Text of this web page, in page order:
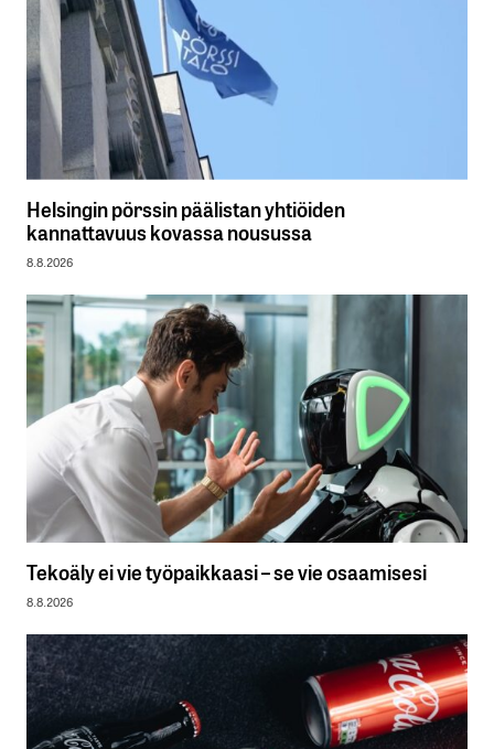
Helsingin pörssin päälistan yhtiöiden
kannattavuus kovassa nousussa
8.8.2026
Tekoäly ei vie työpaikkaasi – se vie osaamisesi
8.8.2026